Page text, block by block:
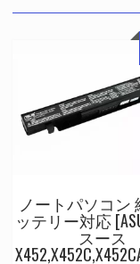
ノートパソコン
ッテリー対応
スース